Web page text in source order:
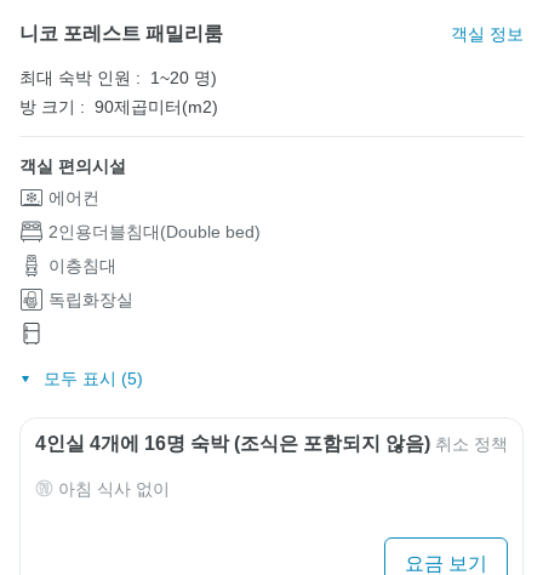
니코 포레스트 패밀리룸 객실 정보
최대 숙박 인원 :
1~20 명)
방 크기 : 90제곱미터(m2)
객실 편의시설
에어컨
2인용더블침대(Double bed)
이층침대
독립화장실
모두 표시 (5)
4인실 4개에 16명 숙박 (조식은 포함되지 않음) 취소 정책
아침 식사 없이
요금 보기